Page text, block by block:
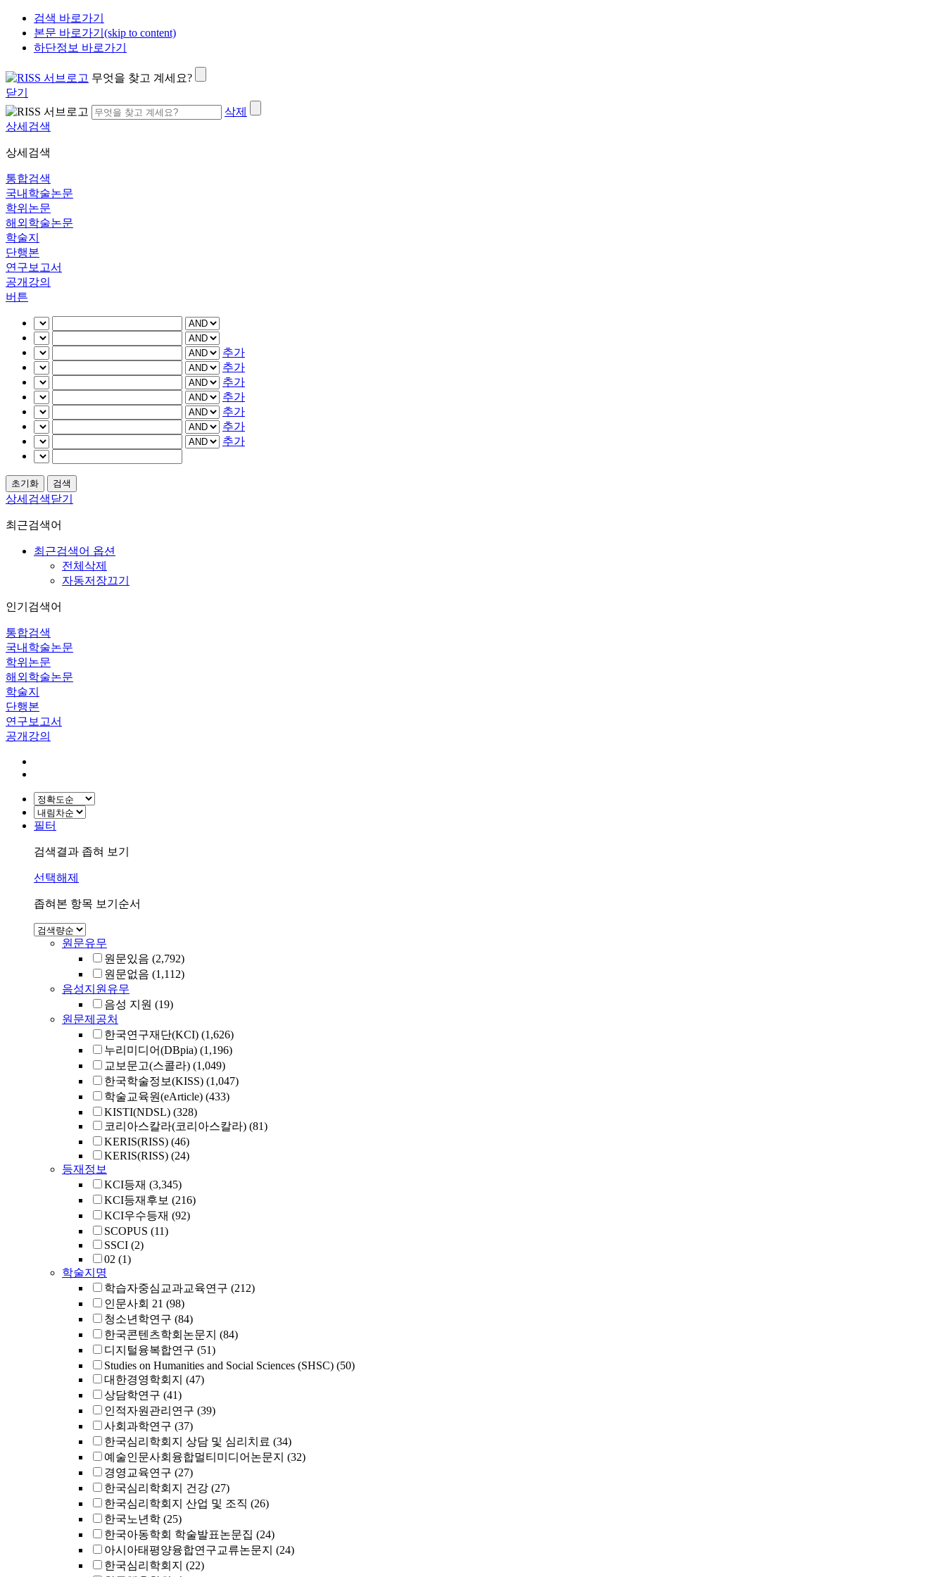
검색 바로가기
본문 바로가기(skip to content)
하단정보 바로가기
무엇을 찾고 계세요?
닫기
삭제
상세검색
상세검색
통합검색
국내학술논문
학위논문
해외학술논문
학술지
단행본
연구보고서
공개강의
버튼
추가
추가
추가
추가
추가
추가
추가
상세검색닫기
최근검색어
최근검색어 옵션
전체삭제
자동저장끄기
인기검색어
통합검색
국내학술논문
학위논문
해외학술논문
학술지
단행본
연구보고서
공개강의
필터
검색결과 좁혀 보기
선택해제
좁혀본 항목 보기순서
원문유무
원문있음 (2,792)
원문없음 (1,112)
음성지원유무
음성 지원 (19)
원문제공처
한국연구재단(KCI) (1,626)
누리미디어(DBpia) (1,196)
교보문고(스콜라) (1,049)
한국학술정보(KISS) (1,047)
학술교육원(eArticle) (433)
KISTI(NDSL) (328)
코리아스칼라(코리아스칼라) (81)
KERIS(RISS) (46)
KERIS(RISS) (24)
등재정보
KCI등재 (3,345)
KCI등재후보 (216)
KCI우수등재 (92)
SCOPUS (11)
SSCI (2)
02 (1)
학술지명
학습자중심교과교육연구 (212)
인문사회 21 (98)
청소년학연구 (84)
한국콘텐츠학회논문지 (84)
디지털융복합연구 (51)
Studies on Humanities and Social Sciences (SHSC) (50)
대한경영학회지 (47)
상담학연구 (41)
인적자원관리연구 (39)
사회과학연구 (37)
한국심리학회지 상담 및 심리치료 (34)
예술인문사회융합멀티미디어논문지 (32)
경영교육연구 (27)
한국심리학회지 건강 (27)
한국심리학회지 산업 및 조직 (26)
한국노년학 (25)
한국아동학회 학술발표논문집 (24)
아시아태평양융합연구교류논문지 (24)
한국심리학회지 (22)